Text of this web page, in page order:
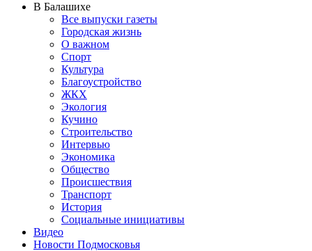
В Балашихе
Все выпуски газеты
Городская жизнь
О важном
Спорт
Культура
Благоустройство
ЖКХ
Экология
Кучино
Строительство
Интервью
Экономика
Общество
Происшествия
Транспорт
История
Социальные инициативы
Видео
Новости Подмосковья